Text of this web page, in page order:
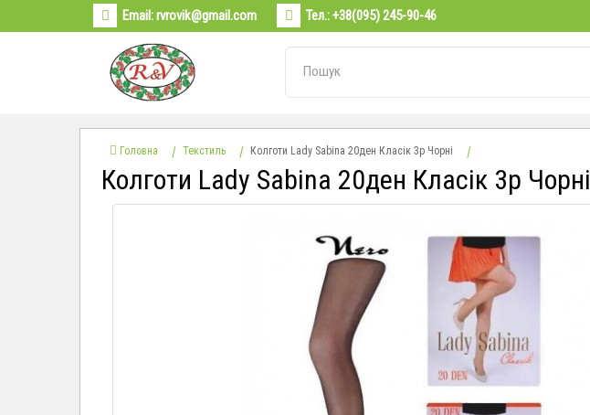
Email:rvrovik@gmail.com Тел.:+38(095) 245-90-46
Головна Текстиль Колготи Lady Sabina 20ден Класік 3р Чорні
Колготи Lady Sabina 20ден Класік 3р Чорні